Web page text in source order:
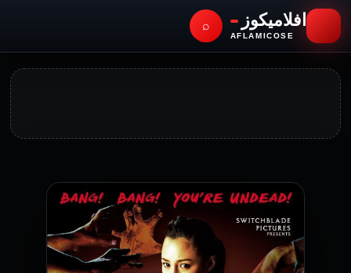
افلاميكوز
AFLAMICOSE
⌕